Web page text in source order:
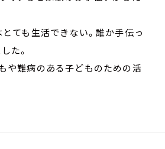
ても生活できない。誰か手伝っ
た。
や難病のある子どものための活